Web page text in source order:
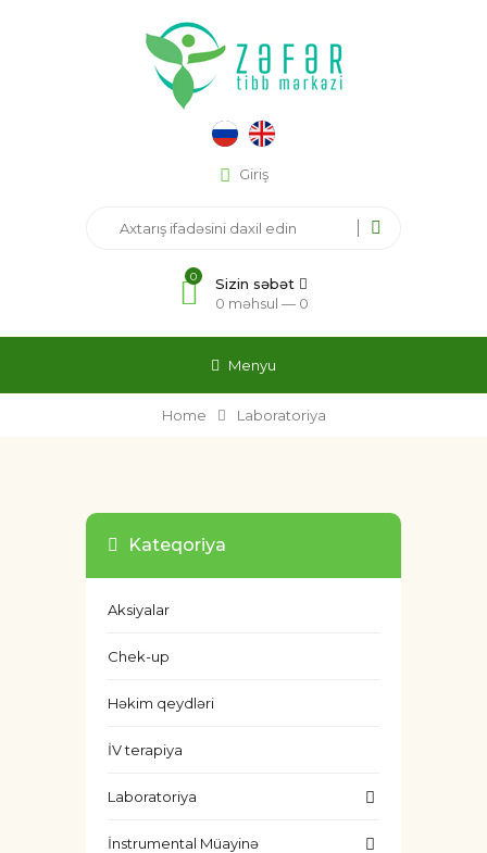
Giriş
0
Sizin səbət
0 məhsul — 0
Menyu
Home Laboratoriya
Kateqoriya
Aksiyalar
Chek-up
Həkim qeydləri
İV terapiya
Laboratoriya
İnstrumental Müayinə